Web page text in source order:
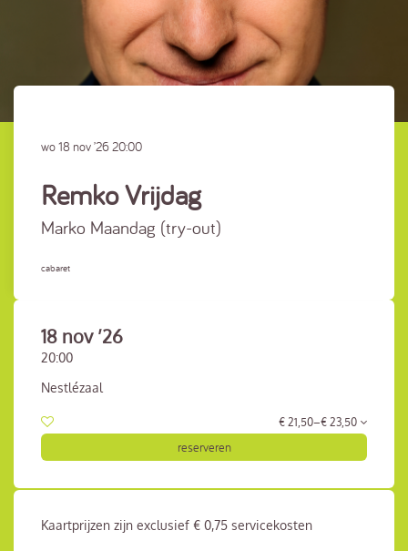
Remko Vrijdag
Marko Maandag (try-out)
wo 18 nov ’2620:00
cabaret
18 nov ’26
20:00
Nestlézaal
€ 21,50–€ 23,50
reserveren
Kaartprijzen zijn exclusief € 0,75 servicekosten